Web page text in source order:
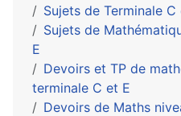
Sujets de Terminale C
Sujets de
E
Devoirs et TP de
terminale C et E
Devoirs de Maths